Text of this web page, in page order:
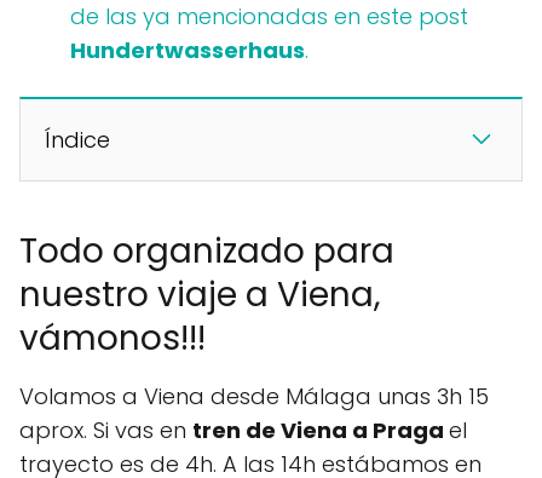
de las ya mencionadas en este post
Hundertwasserhaus.
Índice
Todo organizado para
nuestro viaje a Viena,
vámonos!!!
Volamos a Viena desde Málaga unas 3h 15
aprox. Si vas en tren de Viena a Praga el
trayecto es de 4h. A las 14h estábamos en